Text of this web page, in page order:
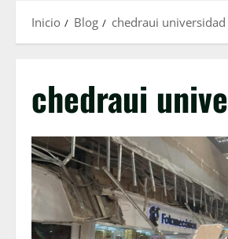
Inicio Blog chedraui universidad
chedraui